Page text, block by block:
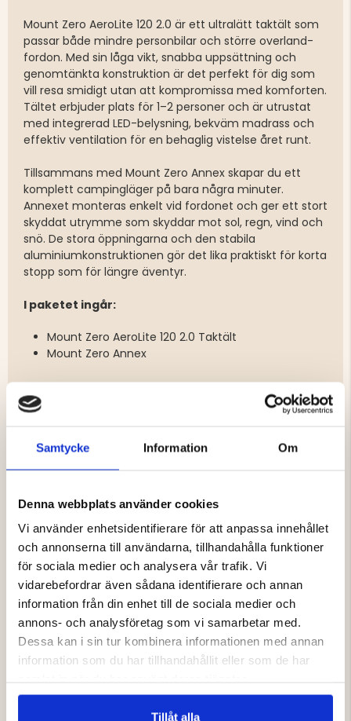
Samtycke Information Om
Denna webbplats använder cookies
Vi använder enhetsidentifierare för att anpassa innehållet
och annonserna till användarna, tillhandahålla funktioner
för sociala medier och analysera vår trafik. Vi
vidarebefordrar även sådana identifierare och annan
information från din enhet till de sociala medier och
annons- och analysföretag som vi samarbetar med.
Dessa kan i sin tur kombinera informationen med annan
information som du har tillhandahållit eller som de har
Tillåt alla
Mount Zero AeroLite 120 2.0 är ett ultralätt taktält som
passar både mindre personbilar och större overland-
fordon. Med sin låga vikt, snabba uppsättning och
genomtänkta konstruktion är det perfekt för dig som
vill resa smidigt utan att kompromissa med komforten.
Tältet erbjuder plats för 1–2 personer och är utrustat
med integrerad LED-belysning, bekväm madrass och
effektiv ventilation för en behaglig vistelse året runt.
Tillsammans med Mount Zero Annex skapar du ett
komplett campingläger på bara några minuter.
Annexet monteras enkelt vid fordonet och ger ett stort
skyddat utrymme som skyddar mot sol, regn, vind och
snö. De stora öppningarna och den stabila
aluminiumkonstruktionen gör det lika praktiskt för korta
stopp som för längre äventyr.
I paketet ingår:
Mount Zero AeroLite 120 2.0 Taktält
Mount Zero Annex
Fördelar med paketet:
Sov bekvämt ovanför marken
Extra skyddad boyta vid fordonet
Väderbeständiga material med hög vattenpelare
Låg vikt och kompakt design
Integrerad LED-belysning för ökad komfort
Oavsett om du planerar en weekendresa, en längre
roadtrip eller ett overland-äventyr ger Mount Zero
AeroLite 120 2.0 med Annex dig friheten att slå läger
nästan var som helst – med både komfort och skydd.